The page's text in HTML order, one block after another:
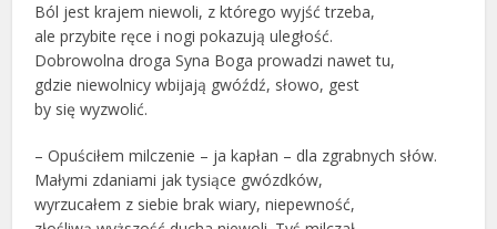
Ból jest krajem niewoli, z którego wyjść trzeba,
ale przybite ręce i nogi pokazują uległość.
Dobrowolna droga Syna Boga prowadzi nawet tu,
gdzie niewolnicy wbijają gwóźdź, słowo, gest
by się wyzwolić.
– Opuściłem milczenie – ja kapłan – dla zgrabnych słów.
Małymi zdaniami jak tysiące gwózdków,
wyrzucałem z siebie brak wiary, niepewność,